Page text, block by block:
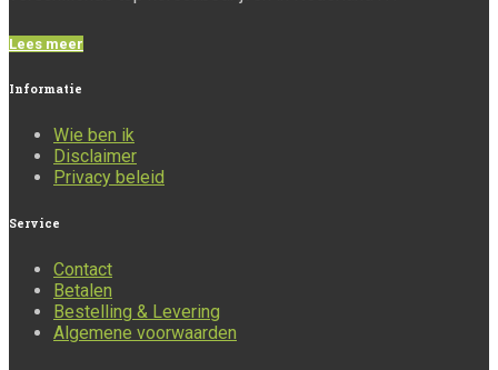
Lees meer
Informatie
Wie ben ik
Disclaimer
Privacy beleid
Service
Contact
Betalen
Bestelling & Levering
Algemene voorwaarden